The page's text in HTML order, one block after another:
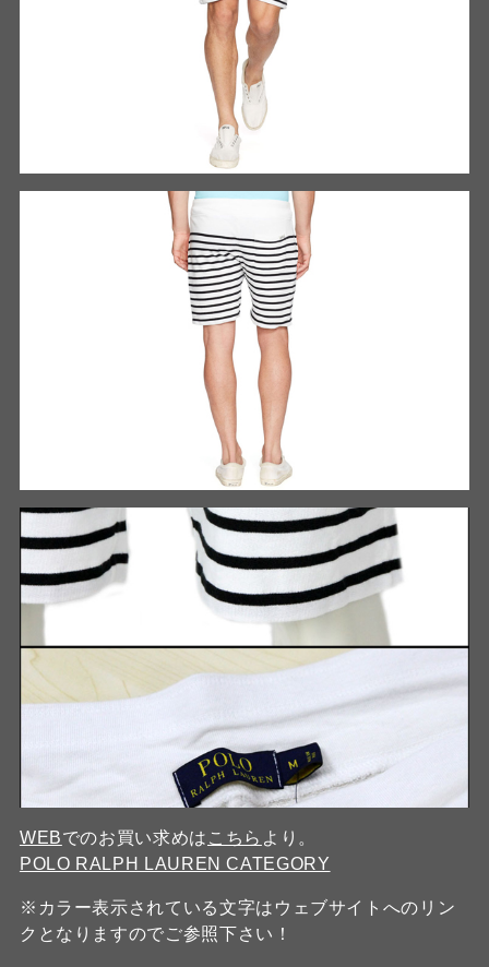
WEBでのお買い求めは こちら より。
POLO RALPH LAUREN CATEGORY
※カラー表示されている文字はウェブサイトへのリン
クとなりますのでご参照下さい！